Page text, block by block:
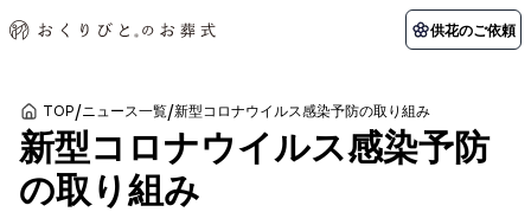
供花のご依頼
初めての方へ
初めての方へ
関東エリア
お客様の声
ご葬儀事例
葬儀の知識
葬儀の知識
TOP/ニュース一覧/新型コロナウイルス感染予防の取り組み
新型コロナウイルス感染予防
の取り組み